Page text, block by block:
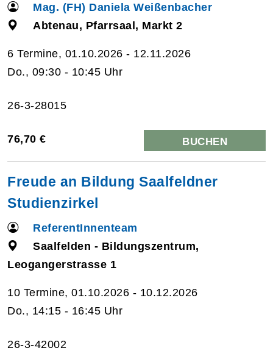
Mag. (FH) Daniela Weißenbacher
Abtenau, Pfarrsaal, Markt 2
6 Termine, 01.10.2026 - 12.11.2026
Do., 09:30 - 10:45 Uhr
26-3-28015
76,70 € BUCHEN
Freude an Bildung Saalfeldner
Studienzirkel
ReferentInnenteam
Saalfelden - Bildungszentrum,
Leogangerstrasse 1
10 Termine, 01.10.2026 - 10.12.2026
Do., 14:15 - 16:45 Uhr
26-3-42002